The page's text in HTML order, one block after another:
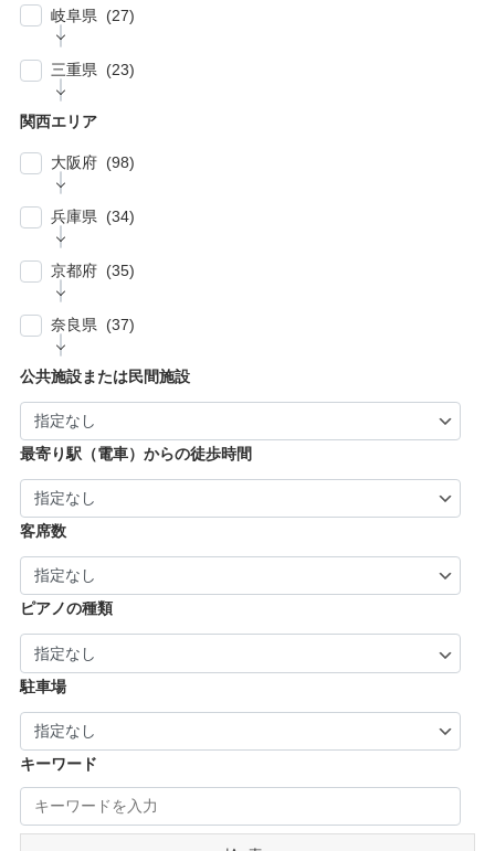
| … 北区・台東区・足立区・荒川区 (24)
| … 八王子市・武蔵野市・三鷹市・日野市・西
福生市・あきる野市・羽村市 (8)
| … 川口市・越谷市・川越市 (14)
| … 朝霞市・上尾市・志木市 (6)
| … 野田市・成田市・木更津市・茂原市・我孫
| … 名古屋市 (27)
| … 稲沢市/・尾張旭市・瀬戸市・日進市 (10)
| … 豊明市・東海市・大府市・刈谷市 (7)
| … 知立市・安城市・豊田市・岡崎市 (12)
岐阜県 (27)
| … 岐阜市・大垣市 (10)
川市 (5)
三重県 (23)
| … 津市・四日市市 (9)
| … 鈴鹿市・松阪市・桑名市 (8)
| … 伊勢市・志摩市 (3)
関西エリア
大阪府 (98)
| … 大阪市 ・堺市 (61)
| … 豊中市・吹田市 ・高槻市・茨木市 (15)
| … 八尾市・寝屋川市・岸和田市・守口市 (5)
河内長野市 (3)
兵庫県 (34)
| … 神戸市・芦屋市 (15)
| … 姫路市・明石市・伊丹市 (8)
| … 加古川市・川西市 (4)
京都府 (35)
| … 京都市・宇治市 (16)
市・京丹後市 (6)
| … 福知山市・城陽市・京田辺市・木津川市 (9)
| … 長岡京市・亀岡市・舞鶴市 (4)
奈良県 (37)
| … 奈良市・橿原市・生駒市・生駒郡 (21)
| … 葛城市・平群町・王寺町・大和高田市 (6)
| … 御所市・五條市・宇陀市 (3)
公共施設または民間施設
最寄り駅（電車）からの徒歩時間
客席数
ピアノの種類
駐車場
キーワード